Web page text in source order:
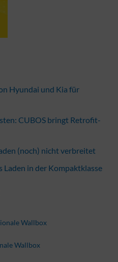
Hyundai und Kia für
CUBOS bringt Retrofit-
(noch) nicht verbreitet
in der Kompaktklasse
Wallbox
Wallbox